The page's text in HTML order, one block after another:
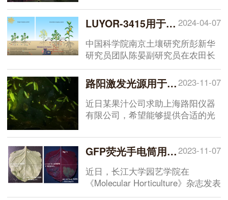
KillerRed的基因编码序列与信号肽
序列或亚细胞定位序列融合,可实现
的靶器官、靶细胞、靶蛋白,甚至亚
细胞结构的定位表达,具有高时空精
准性的特点。
塑料盖造成的紫外线损失。路阳石
英反应容器采用3mm厚石英玻璃盖
板，紫外线通过率能够到达90%以
上，配备手拧螺丝无需借助工具即
可轻松旋紧。能够完全适配标准96
孔板。标准尺寸为168x86mm。
2024-04-07
LUYOR-3415用于豆科生物固氮的研究
中国科学院南京土壤研究所彭新华
研究员团队陈晏副研究员在农田长
期多样化种植下，种间植物根际对
话调控土壤氮素库容扩增机制方面
取得了进展。相关研究成果
以“Legume rhizodeposition
promotes nitrogen fixation by soil
diversification”为题，在线发表于
Nature Communications 上，文献
中实验是使用LUYOR-3415RG便携
式荧光蛋白激发光源观察GFP在大
豆根系表达。
2023-11-07
路阳激发光源用于果汁中果蝇的筛选
近日某果汁公司求助上海路阳仪器
有限公司，希望能够提供合适的光
幼虫。我公司技术工程师利用全波
段激发光源对果蝇幼虫进行了全光
激发波长，通过合适的观察眼镜能
够方便快捷地筛选果蝇。
2023-11-07
GFP荧光手电筒用于黄桃的研究
近日，长江大学园艺学院在
《Molecular Horticulture》杂志发表
了《Multiomics analysis provides